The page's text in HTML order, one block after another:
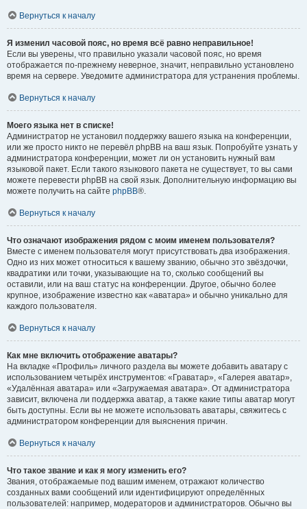
Вернуться к началу
Я изменил часовой пояс, но время всё равно неправильное!
Если вы уверены, что правильно указали часовой пояс, но время
отображается по-прежнему неверное, значит, неправильно установлено
время на сервере. Уведомите администратора для устранения проблемы.
Вернуться к началу
Моего языка нет в списке!
Администратор не установил поддержку вашего языка на конференции,
или же просто никто не перевёл phpBB на ваш язык. Попробуйте узнать у
администратора конференции, может ли он установить нужный вам
языковой пакет. Если такого языкового пакета не существует, то вы сами
можете перевести phpBB на свой язык. Дополнительную информацию вы
можете получить на сайте phpBB®.
Вернуться к началу
Что означают изображения рядом с моим именем пользователя?
Вместе с именем пользователя могут присутствовать два изображения.
Одно из них может относиться к вашему званию, обычно это звёздочки,
квадратики или точки, указывающие на то, сколько сообщений вы
оставили, или на ваш статус на конференции. Другое, обычно более
крупное, изображение известно как «аватара» и обычно уникально для
каждого пользователя.
Вернуться к началу
Как мне включить отображение аватары?
На вкладке «Профиль» личного раздела вы можете добавить аватару с
использованием четырёх инструментов: «Граватар», «Галерея аватар»,
«Удалённая аватара» или «Загружаемая аватара». От администратора
зависит, включена ли поддержка аватар, а также какие типы аватар могут
быть доступны. Если вы не можете использовать аватары, свяжитесь с
администратором конференции для выяснения причин.
Вернуться к началу
Что такое звание и как я могу изменить его?
Звания, отображаемые под вашим именем, отражают количество
созданных вами сообщений или идентифицируют определённых
пользователей: например, модераторов и администраторов. Обычно вы